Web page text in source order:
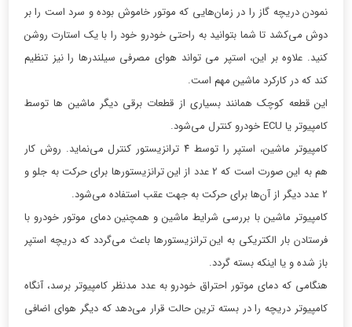
نمودن دریچه گاز را در زمان‌هایی که موتور خاموش بوده و سرد است را بر
دوش می‌کشد تا شما بتوانید به راحتی خودرو خود را با یک استارت روشن
کنید. علاوه بر این، استپر می تواند هوای مصرفی سیلندرها را نیز تنظیم
کند که در کارکرد ماشین مهم است.
این قطعه کوچک همانند بسیاری از قطعات برقی دیگر ماشین ها توسط
کامپیوتر یا ECU خودرو کنترل می‌شود.
کامپیوتر ماشین، استپر را توسط ۴ ترانزیستور کنترل می‌نماید. روش کار
هم به این صورت است که 2 عدد از این ترانزیستورها برای حرکت به جلو و
2 عدد دیگر از آن‌ها برای حرکت به جهت عقب استفاده می‌شود.
کامپیوتر ماشین با بررسی شرایط ماشین و همچنین دمای موتور خودرو با
فرستادن بار الکتریکی به این ترانزیستورها باعث می‌گردد که دریچه استپر
باز شده و یا اینکه بسته گردد.
هنگامی که دمای موتور احتراق خودرو به عدد مدنظر کامپیوتر برسد، آنگاه
کامپیوتر دریچه را در بسته ترین حالت قرار می‌دهد که دیگر هوای اضافی